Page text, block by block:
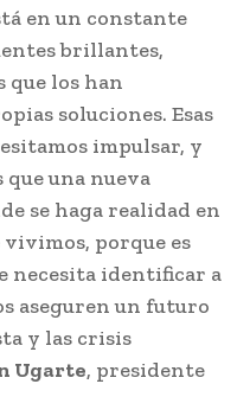
en un constante
brillantes,
que los han
soluciones. Esas
impulsar, y
que una nueva
se haga realidad en
vivimos, porque es
necesita identificar a
aseguren un futuro
y las crisis
Ugarte, presidente